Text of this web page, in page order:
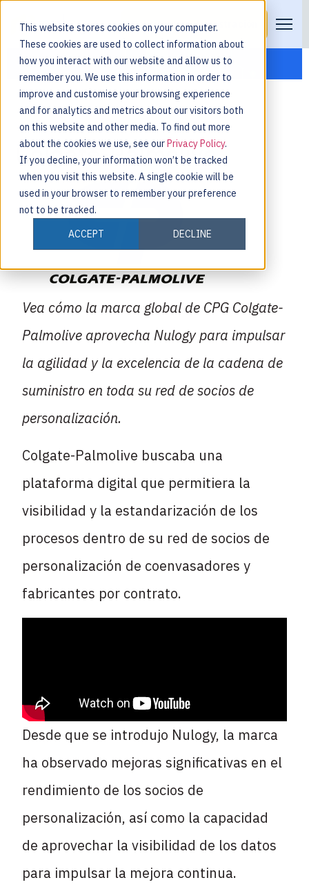
This website stores cookies on your computer.
These cookies are used to collect information about
how you interact with our website and allow us to
remember you. We use this information in order to
improve and customise your browsing experience
and for analytics and metrics about our visitors both
on this website and other media. To find out more
about the cookies we use, see ourPrivacy Policy.
If you decline, your information won’t be tracked
when you visit this website. A single cookie will be
used in your browser to remember your preference
not to be tracked.
ACCEPT
DECLINE
Solicitar una demostración
Colgate-Palmolive
Vea cómo la marca global de CPG Colgate-
Palmolive aprovecha Nulogy para impulsar
la agilidad y la excelencia de la cadena de
suministro en toda su red de socios de
personalización.
Colgate-Palmolive buscaba una
plataforma digital que permitiera la
visibilidad y la estandarización de los
procesos dentro de su red de socios de
personalización de coenvasadores y
fabricantes por contrato.
Desde que se introdujo Nulogy, la marca
ha observado mejoras significativas en el
rendimiento de los socios de
personalización, así como la capacidad
de aprovechar la visibilidad de los datos
para impulsar la mejora continua.